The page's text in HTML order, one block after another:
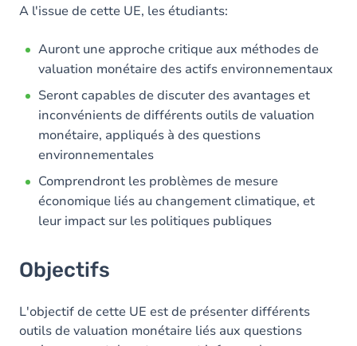
Contenu
A l'issue de cette UE, les étudiants:
Auront une approche critique aux méthodes de
valuation monétaire des actifs environnementaux
Seront capables de discuter des avantages et
inconvénients de différents outils de valuation
monétaire, appliqués à des questions
environnementales
Comprendront les problèmes de mesure
économique liés au changement climatique, et
leur impact sur les politiques publiques
Objectifs
L'objectif de cette UE est de présenter différents
outils de valuation monétaire liés aux questions